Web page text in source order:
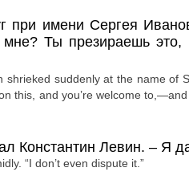
при имени Сергея
Ты презираешь это,
shrieked suddenly at the name
this, and you’re welcome
Константин Левин. – Я
“I don’t even dispute it .”